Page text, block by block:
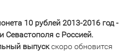
10 рублей 2013-2016 год -
Севастополя с Россией.
выпускскоро обновится